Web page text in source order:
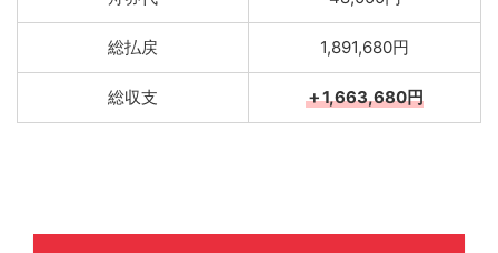
総払戻 1,891,680円
総収支 ＋1,663,680円